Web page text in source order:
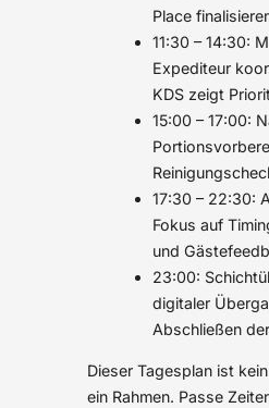
Place
11:30 – 14:30:
Expediteur
KDS zeigt
15:00 – 17:00:
17:30 – 22:30:
Fokus auf
und
23:00:
digitaler
Abschließen
Dieser Tagesplan ist
ein Rahmen. Passe